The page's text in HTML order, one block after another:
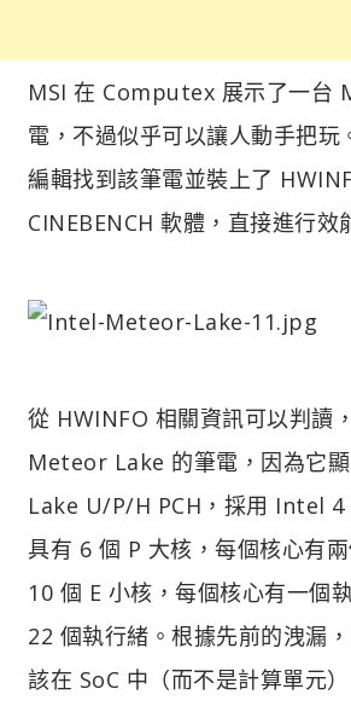
MSI 在 Computex 展示了一台
電，不過似乎可以讓人動手把
編輯找到該筆電並裝上了
CINEBENCH 軟體，直接進行效
從 HWINFO 相關資訊可以判讀
Meteor Lake 的筆電，因為它
Lake U/P/H PCH，採用 Intel 4
具有 6 個 P 大核，每個核心有
10 個 E 小核，每個核心有一個
22 個執行緒。根據先前的洩漏
該在 SoC 中（而不是計算單元